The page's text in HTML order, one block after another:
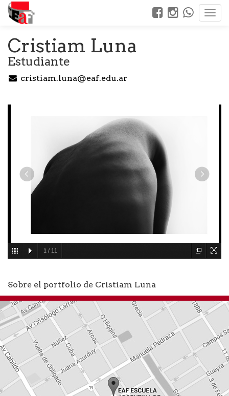
Cristiam Luna
Estudiante
cristiam.luna@eaf.edu.ar
1 / 11
Sobre el portfolio de Cristiam Luna